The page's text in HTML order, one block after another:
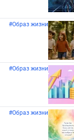
#Образ жизни
#Образ жизни
#Образ жизни